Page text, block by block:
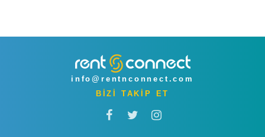
info@rentnconnect.com
BİZİ TAKİP ET